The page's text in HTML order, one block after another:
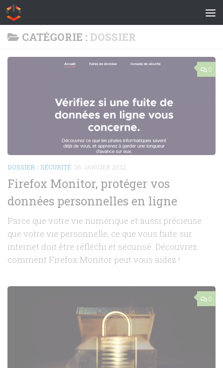
Skip to content
CATÉGORIE : DOSSIER
0
DOSSIER / SÉCURITÉ 26 JANVIER 2022
Firefox Monitor, protéger vos
données personnelles en ligne
Parce que votre vie numérique et aussi précieuse
que votre vie personnelle, ce que vous faite sur
internet doit être réfléchi et sécurisé. Découvrez
comment Firefox Monitor peut vous aidez !
0